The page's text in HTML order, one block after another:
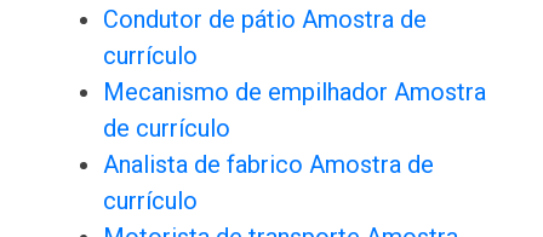
Condutor de pátio Amostra de
currículo
Mecanismo de empilhador Amostra
de currículo
Analista de fabrico Amostra de
currículo